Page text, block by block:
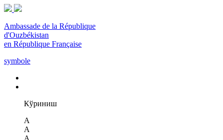
Ambassade de la République
d'Ouzbékistan
en République Française
symbole
Кўриниш
A
A
A